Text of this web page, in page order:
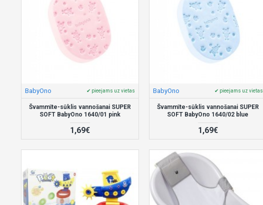
BabyOno ✔ pieejams uz vietas
Švammīte-sūklis vannošanai SUPER
SOFT BabyOno 1640/01 pink
1,69€
BabyOno ✔ pieejams uz vietas
Švammīte-sūklis vannošanai SUPER
SOFT BabyOno 1640/02 blue
1,69€